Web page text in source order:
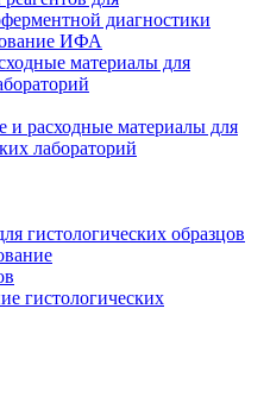
диагностики
ИФА
материалы для
и расходные материалы для
лабораторий
гистологических образцов
гистологических